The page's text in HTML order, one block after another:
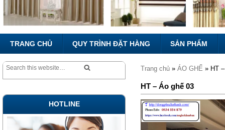
TRANG CHỦ QUY TRÌNH ĐẶT HÀNG SẢN PHẨM
Trang chủ » ÁO GHẾ » HT
HT – Áo ghế 03
HOTLINE